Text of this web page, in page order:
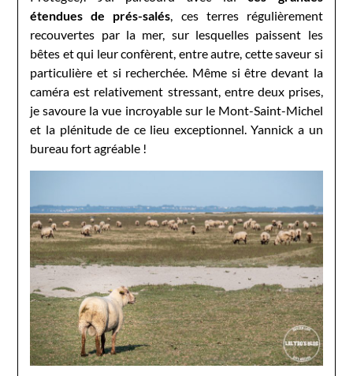
étendues de prés-salés, ces terres régulièrement
recouvertes par la mer, sur lesquelles paissent les
bêtes et qui leur confèrent, entre autre, cette saveur si
particulière et si recherchée. Même si être devant la
caméra est relativement stressant, entre deux prises,
je savoure la vue incroyable sur le Mont-Saint-Michel
et la plénitude de ce lieu exceptionnel. Yannick a un
bureau fort agréable !